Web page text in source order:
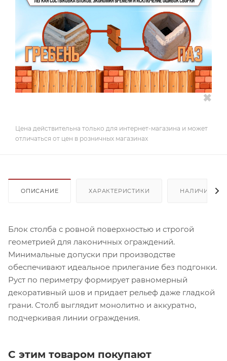
✖
Цена действительна только для интернет-магазина и может
отличаться от цен в розничных магазинах
ОПИСАНИЕ ХАРАКТЕРИСТИКИ НАЛИЧИЕ
Блок столба с ровной поверхностью и строгой
геометрией для лаконичных ограждений.
Минимальные допуски при производстве
обеспечивают идеальное прилегание без подгонки.
Руст по периметру формирует равномерный
декоративный шов и придает рельеф даже гладкой
грани. Столб выглядит монолитно и аккуратно,
подчеркивая линии ограждения.
С этим товаром покупают